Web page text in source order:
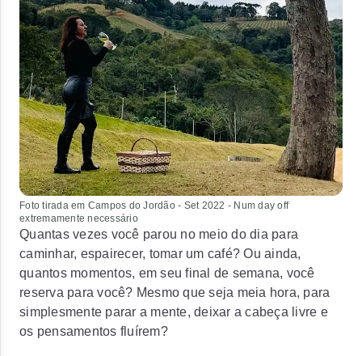
Foto tirada em Campos do Jordão - Set 2022 - Num day off
extremamente necessário
Quantas vezes você parou no meio do dia para
caminhar, espairecer, tomar um café? Ou ainda,
quantos momentos, em seu final de semana, você
reserva para você? Mesmo que seja meia hora, para
simplesmente parar a mente, deixar a cabeça livre e
os pensamentos fluírem?